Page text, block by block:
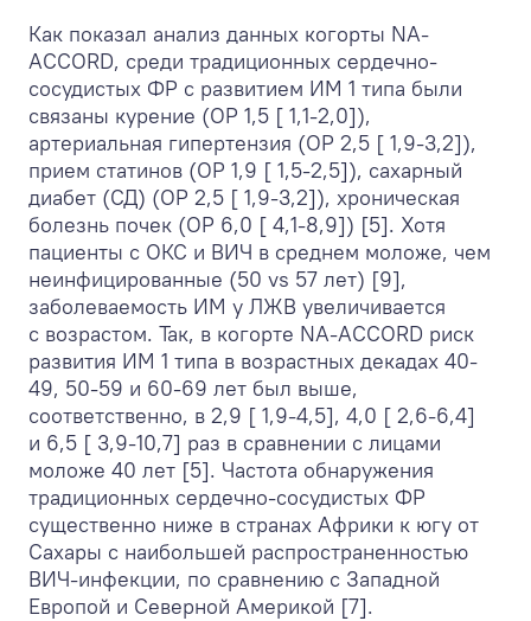
Как показал анализ данных когорты NA-
ACCORD, среди традиционных сердечно-
сосудистых ФР с развитием ИМ 1 типа были
связаны курение (ОР 1,5 [ 1,1-2,0]),
артериальная гипертензия (ОР 2,5 [ 1,9-3,2]),
прием статинов (ОР 1,9 [ 1,5-2,5]), сахарный
диабет (СД) (ОР 2,5 [ 1,9-3,2]), хроническая
болезнь почек (ОР 6,0 [ 4,1-8,9]) [5]. Хотя
пациенты с ОКС и ВИЧ в среднем моложе, чем
неинфицированные (50 vs 57 лет) [9],
заболеваемость ИМ у ЛЖВ увеличивается
с возрастом. Так, в когорте NA-ACCORD риск
развития ИМ 1 типа в возрастных декадах 40-
49, 50-59 и 60-69 лет был выше,
соответственно, в 2,9 [ 1,9-4,5], 4,0 [ 2,6-6,4]
и 6,5 [ 3,9-10,7] раз в сравнении с лицами
моложе 40 лет [5]. Частота обнаружения
традиционных сердечно-сосудистых ФР
существенно ниже в странах Африки к югу от
Сахары с наибольшей распространенностью
ВИЧ-инфекции, по сравнению с Западной
Европой и Северной Америкой [7].